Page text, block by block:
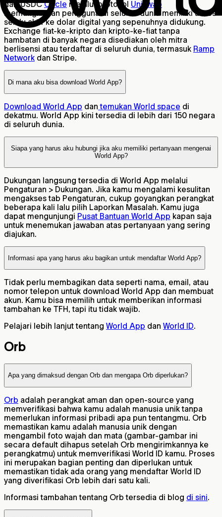
dari USDCCircle melalui protokol Uniswap
memungkinkan pengguna di seluruh dunia memiliki akses
selalu aktif ke dolar digital yang sepenuhnya didukung.
Exchange fiat-ke-kripto dan kripto-ke-fiat tanpa
hambatan di banyak negara disediakan oleh mitra
berlisensi atau terdaftar di seluruh dunia, termasuk Ramp
Network dan Stripe.
Di mana aku bisa download World App?
Download World App dan temukan World space di
dekatmu. World App kini tersedia di lebih dari 150 negara
di seluruh dunia.
Siapa yang harus aku hubungi jika aku memiliki pertanyaan mengenai
World App?
Dukungan langsung tersedia di World App melalui
Pengaturan > Dukungan. Jika kamu mengalami kesulitan
mengakses tab Pengaturan, cukup goyangkan perangkat
beberapa kali lalu pilih Laporkan Masalah. Kamu juga
dapat mengunjungi Pusat Bantuan World App kapan saja
untuk menemukan jawaban atas pertanyaan yang sering
diajukan.
Informasi apa yang harus aku bagikan untuk mendaftar World App?
Tidak perlu membagikan data seperti nama, email, atau
nomor telepon untuk download World App dan membuat
akun. Kamu bisa memilih untuk memberikan informasi
tambahan ke TFH, tapi itu tidak wajib.
Pelajari lebih lanjut tentang World App dan World ID.
Orb
Apa yang dimaksud dengan Orb dan mengapa Orb diperlukan?
Orb adalah perangkat aman dan open-source yang
memverifikasi bahwa kamu adalah manusia unik tanpa
memerlukan informasi pribadi apa pun tentangmu. Orb
memastikan kamu adalah manusia unik dengan
mengambil foto wajah dan mata (gambar-gambar ini
secara default dihapus setelah Orb mengirimkannya ke
perangkatmu) untuk memverifikasi World ID kamu. Proses
ini merupakan bagian penting dan diperlukan untuk
memastikan tidak ada orang yang mendaftar World ID
yang diverifikasi Orb lebih dari satu kali.
Informasi tambahan tentang Orb tersedia di blog di sini.